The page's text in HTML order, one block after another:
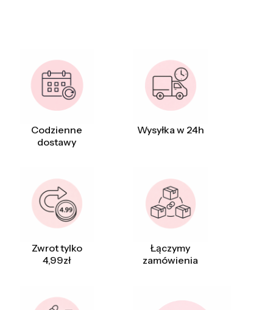
Codzienne
dostawy
Wysyłka w 24h
Zwrot tylko
4,99zł
Łączymy
zamówienia